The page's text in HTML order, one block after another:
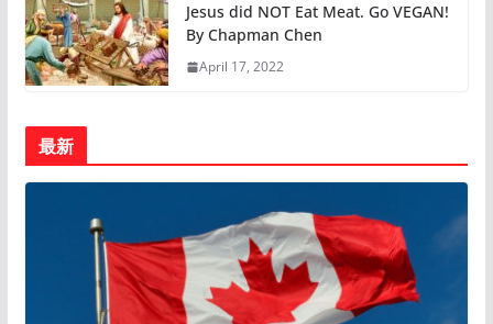
Jesus did NOT Eat Meat. Go VEGAN!
By Chapman Chen
April 17, 2022
最新